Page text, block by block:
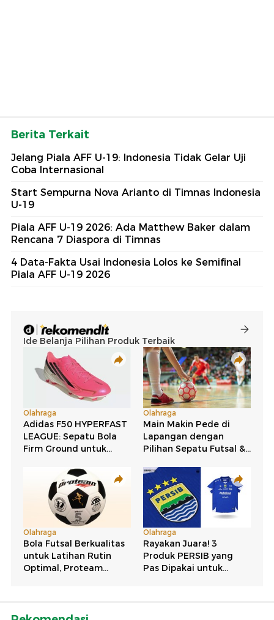
Berita Terkait
Jelang Piala AFF U-19: Indonesia Tidak Gelar Uji
Coba Internasional
Start Sempurna Nova Arianto di Timnas Indonesia
U-19
Piala AFF U-19 2026: Ada Matthew Baker dalam
Rencana 7 Diaspora di Timnas
4 Data-Fakta Usai Indonesia Lolos ke Semifinal
Piala AFF U-19 2026